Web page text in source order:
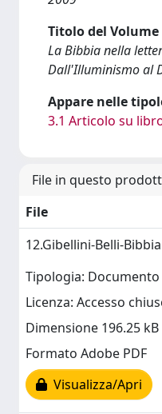
Titolo del Volume
La Bibbia nella
Dall'Illuminismo al
Appare nelle
3.1 Articolo su
File in questo
File
12.Gibellini-Belli-
Tipologia:
Licenza: Accesso
Dimensione 196.25 kB
Formato Adobe PDF
Visualizza/Apri